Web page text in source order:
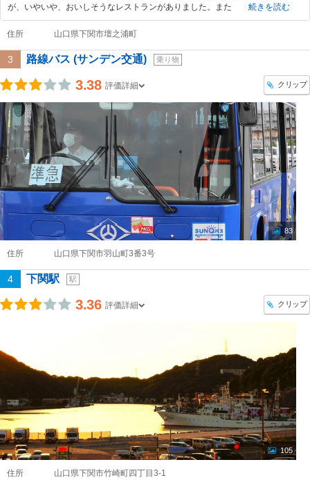
が、いやいや、おいしそうなレストランがありました。また
続きを読む
住所 山口県下関市壇之浦町
3 路線バス (サンデン交通) 乗り物
3.38 評価詳細 クリップ
83
住所 山口県下関市羽山町3番3号
4 下関駅 駅
3.36 評価詳細 クリップ
105
住所 山口県下関市竹崎町四丁目3-1